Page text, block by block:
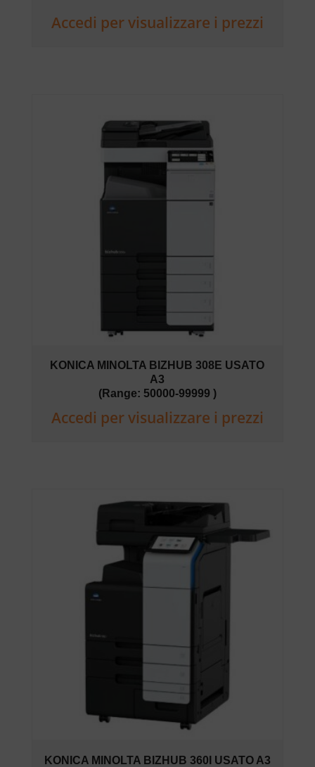
Accedi per visualizzare i prezzi
KONICA MINOLTA BIZHUB 308E USATO
A3
(Range: 50000-99999 )
Accedi per visualizzare i prezzi
KONICA MINOLTA BIZHUB 360I USATO A3